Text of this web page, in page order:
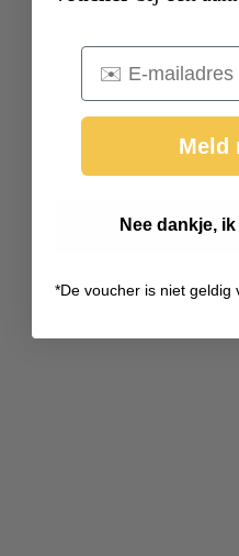
Email
Meld
Nee dankje,
*De voucher is niet geldig